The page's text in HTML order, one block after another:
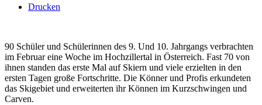
Drucken
90 Schüler und Schülerinnen des 9. Und 10. Jahrgangs verbrachten
im Februar eine Woche im Hochzillertal in Österreich. Fast 70 von
ihnen standen das erste Mal auf Skiern und viele erzielten in den
ersten Tagen große Fortschritte. Die Könner und Profis erkundeten
das Skigebiet und erweiterten ihr Können im Kurzschwingen und
Carven.